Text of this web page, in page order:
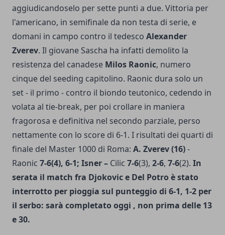
aggiudicandoselo per sette punti a due. Vittoria per
l'americano, in semifinale da non testa di serie, e
domani in campo contro il tedesco Alexander
Zverev. Il giovane Sascha ha infatti demolito la
resistenza del canadese Milos Raonic, numero
cinque del seeding capitolino. Raonic dura solo un
set - il primo - contro il biondo teutonico, cedendo in
volata al tie-break, per poi crollare in maniera
fragorosa e definitiva nel secondo parziale, perso
nettamente con lo score di 6-1. I risultati dei quarti di
finale del Master 1000 di Roma: A. Zverev (16)-
Raonic 7-6(4), 6-1; Isner – Cilic 7-6(3), 2-6, 7-6(2). In
serata il match fra Djokovic e Del Potro è stato
interrotto per pioggia sul punteggio di 6-1, 1-2 per
il serbo: sarà completato oggi , non prima delle 13
e 30.